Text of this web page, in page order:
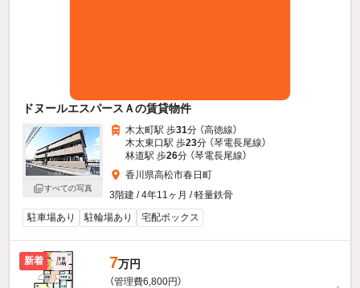
ドヌールエスパースＡの賃貸物件
すべての写真
木太町駅 歩31分 （高徳線）
木太東口駅 歩23分 （琴電長尾線）
林道駅 歩26分 （琴電長尾線）
香川県高松市春日町
3階建 / 4年11ヶ月 / 軽量鉄骨
駐車場あり
駐輪場あり 宅配ボックス
新着 7万円
（管理費6,800円）